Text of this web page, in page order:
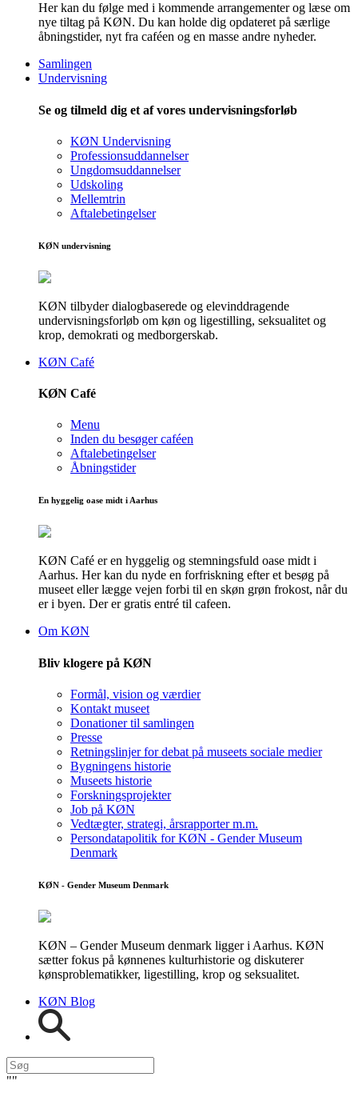
Her kan du følge med i kommende arrangementer og læse om
nye tiltag på KØN. Du kan holde dig opdateret på særlige
åbningstider, nyt fra caféen og en masse andre nyheder.
Samlingen
Undervisning
Se og tilmeld dig et af vores undervisningsforløb
KØN Undervisning
Professionsuddannelser
Ungdomsuddannelser
Udskoling
Mellemtrin
Aftalebetingelser
KØN undervisning
KØN tilbyder dialogbaserede og elevinddragende
undervisningsforløb om køn og ligestilling, seksualitet og
krop, demokrati og medborgerskab.
KØN Café
KØN Café
Menu
Inden du besøger caféen
Aftalebetingelser
Åbningstider
En hyggelig oase midt i Aarhus
KØN Café er en hyggelig og stemningsfuld oase midt i
Aarhus. Her kan du nyde en forfriskning efter et besøg på
museet eller lægge vejen forbi til en skøn grøn frokost, når du
er i byen. Der er gratis entré til cafeen.
Om KØN
Bliv klogere på KØN
Formål, vision og værdier
Kontakt museet
Donationer til samlingen
Presse
Retningslinjer for debat på museets sociale medier
Bygningens historie
Museets historie
Forskningsprojekter
Job på KØN
Vedtægter, strategi, årsrapporter m.m.
Persondatapolitik for KØN - Gender Museum
Denmark
KØN - Gender Museum Denmark
KØN – Gender Museum denmark ligger i Aarhus. KØN
sætter fokus på kønnenes kulturhistorie og diskuterer
kønsproblematikker, ligestilling, krop og seksualitet.
KØN Blog
""